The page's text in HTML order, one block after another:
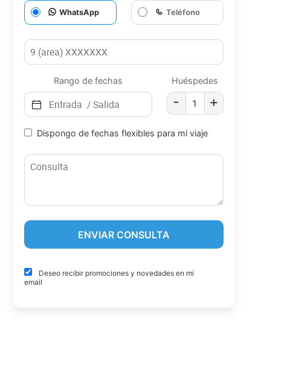
WhatsApp Teléfono
Rango de fechas Huéspedes
- +
Dispongo de fechas flexibles para mi viaje
Deseo recibir promociones y novedades en mi
email